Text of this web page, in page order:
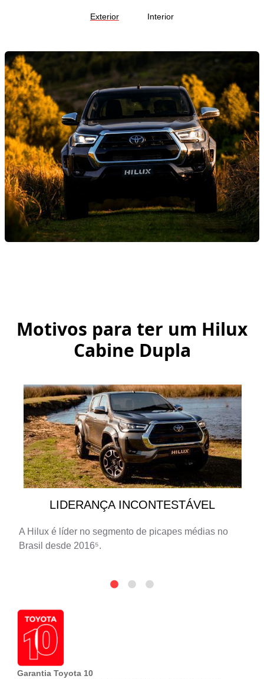
Exterior Interior
Motivos para ter um Hilux
Cabine Dupla
LIDERANÇA INCONTESTÁVEL
A Hilux é líder no segmento de picapes médias no
Brasil desde 2016⁵.
Garantia Toyota 10